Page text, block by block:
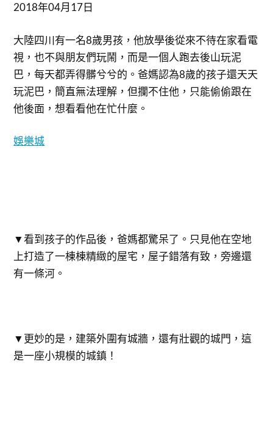
2018年04月17日
大陸四川有一名8歲男孩，他放學後從來不待在家看電
視，也不與朋友們玩鬧，而是一個人跑去後山玩泥
巴，每天都弄得髒兮兮的。爸媽認為8歲的孩子還天天
玩泥巴，簡直無法理解，但攔不住他，只能偷偷跟在
他後面，想看看他在忙什麼。
娛樂城
▼看到孩子的作品後，爸媽都驚呆了。只見他在空地
上打造了一棟棟精緻的屋宅，屋子錯落有致，旁邊還
有一條河。
▼​更妙的是，建築外圍有城牆，還有壯觀的城門，這
是一座小規模的城鎮！